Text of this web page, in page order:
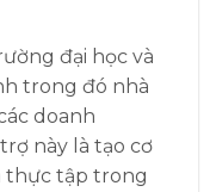
đại học và
trong đó nhà
doanh
này là tạo cơ
thực tập trong